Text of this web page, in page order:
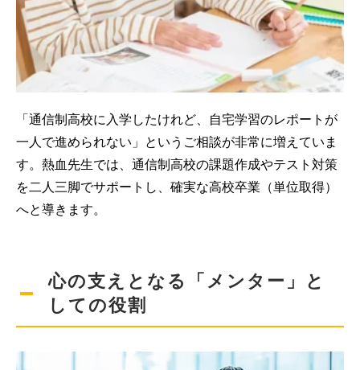
「通信制高校に入学したけれど、自宅学習のレポートが
一人で進められない」というご相談が非常に増えていま
す。熱血先生では、通信制高校の課題作成やテスト対策
を二人三脚でサポートし、確実な高校卒業（単位取得）
へと導きます。
心の支えとなる「メンター」と
しての役割